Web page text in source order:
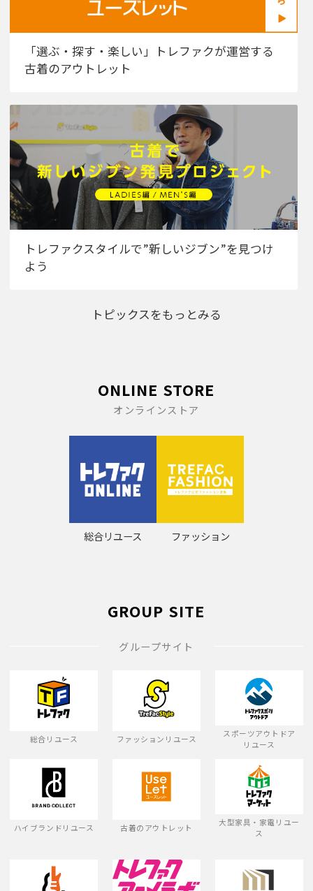
「選ぶ・探す・楽しい」トレファクが運営する
古着のアウトレット
トレファクスタイルで”新しいジブン”を見つけ
よう
トピックスをもっとみる
ONLINE STORE
オンラインストア
総合リユース ファッション
GROUP SITE
グループサイト
総合リユース ファッションリユース
スポーツアウトドア
リユース
ハイブランドリユース 古着のアウトレット
大型家具・家電リユー
ス